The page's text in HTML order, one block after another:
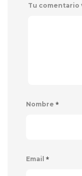
Tu comentario
Nombre *
Email *